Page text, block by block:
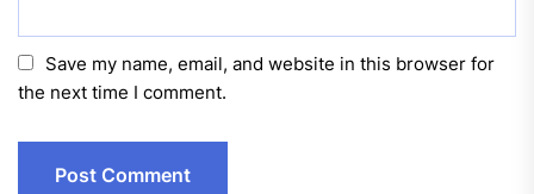
Save my name, email, and website in this browser for
the next time I comment.